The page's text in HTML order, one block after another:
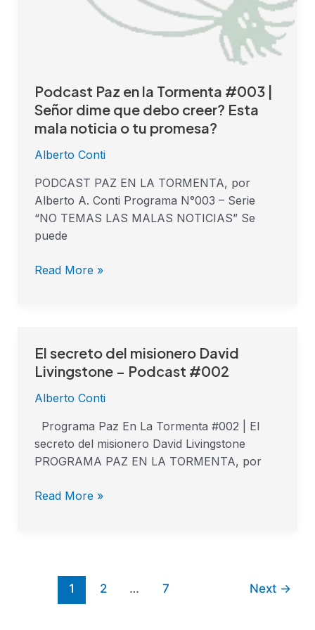
Podcast Paz en la Tormenta #003 |
Señor dime que debo creer? Esta
mala noticia o tu promesa?
Alberto Conti
PODCAST PAZ EN LA TORMENTA, por
Alberto A. Conti Programa N°003 – Serie
“NO TEMAS LAS MALAS NOTICIAS” Se
puede
Read More »
El secreto del misionero David
Livingstone – Podcast #002
Alberto Conti
Programa Paz En La Tormenta #002 | El
secreto del misionero David Livingstone
PROGRAMA PAZ EN LA TORMENTA, por
El
secreto
misionero
David
Livingstone
–
#002
Read More »
1 2 … 7 Next →